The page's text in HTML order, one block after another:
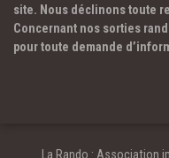
site. Nous déclinons toute
Concernant nos sorties
pour toute demande
La Rando : Association